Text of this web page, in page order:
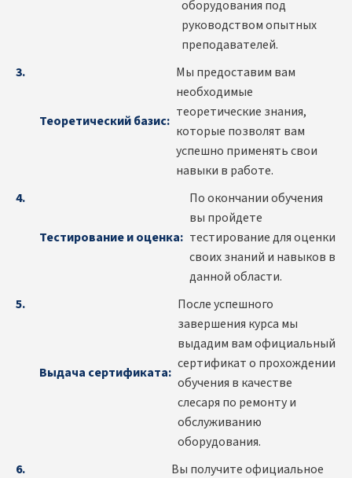
оборудования под
руководством опытных
преподавателей.
Теоретический базис:
Мы предоставим вам
необходимые
теоретические знания,
которые позволят вам
успешно применять свои
навыки в работе.
Тестирование и оценка:
По окончании обучения
вы пройдете
тестирование для оценки
своих знаний и навыков в
данной области.
Выдача сертификата:
После успешного
завершения курса мы
выдадим вам официальный
сертификат о прохождении
обучения в качестве
слесаря по ремонту и
обслуживанию
оборудования.
Вы получите официальное